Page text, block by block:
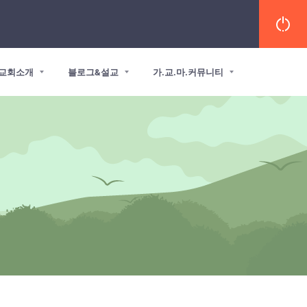
회소개 블로그&설교 가.교.마.커뮤니티